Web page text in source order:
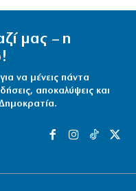
μας – η
να μένεις πάντα
αποκαλύψεις και